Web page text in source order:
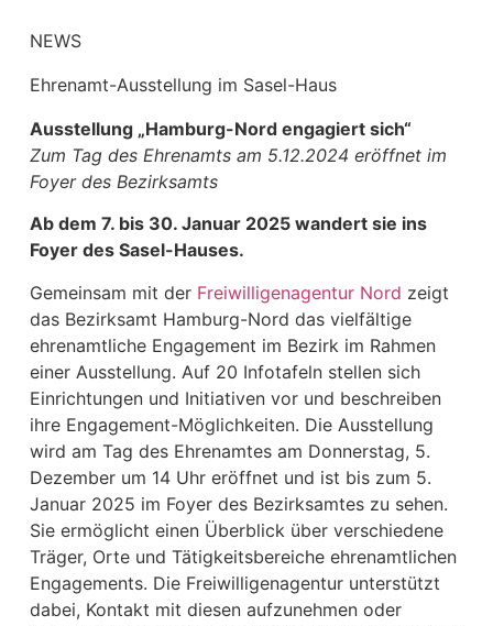
NEWS
Ehrenamt-Ausstellung im Sasel-Haus
Ausstellung „Hamburg-Nord engagiert sich“
Zum Tag des Ehrenamts am 5.12.2024 eröffnet im
Foyer des Bezirksamts
Ab dem 7. bis 30. Januar 2025 wandert sie ins
Foyer des Sasel-Hauses.
Gemeinsam mit der Freiwilligenagentur Nord zeigt
das Bezirksamt Hamburg-Nord das vielfältige
ehrenamtliche Engagement im Bezirk im Rahmen
einer Ausstellung. Auf 20 Infotafeln stellen sich
Einrichtungen und Initiativen vor und beschreiben
ihre Engagement-Möglichkeiten. Die Ausstellung
wird am Tag des Ehrenamtes am Donnerstag, 5.
Dezember um 14 Uhr eröffnet und ist bis zum 5.
Januar 2025 im Foyer des Bezirksamtes zu sehen.
Sie ermöglicht einen Überblick über verschiedene
Träger, Orte und Tätigkeitsbereiche ehrenamtlichen
Engagements. Die Freiwilligenagentur unterstützt
dabei, Kontakt mit diesen aufzunehmen oder